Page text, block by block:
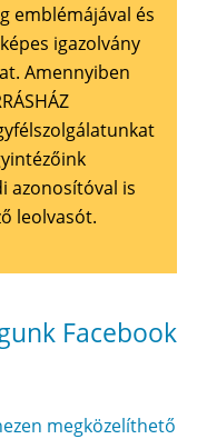
emblémájával és
igazolvány
Amennyiben
azonosítóval is
leolvasót.
Facebook
megközelíthető